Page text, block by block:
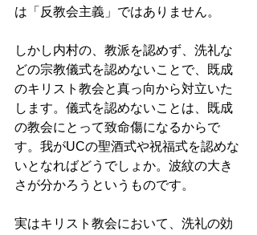
は「反教会主義」ではありません。
しかし内村の、教派を認めず、洗礼な
どの宗教儀式を認めないことで、既成
のキリスト教会と真っ向から対立いた
します。儀式を認めないことは、既成
の教会にとって致命傷になるからで
す。我がUCの聖酒式や祝福式を認めな
いとなればどうでしょか。波紋の大き
さが分かろうというものです。
実はキリスト教会において、洗礼の効